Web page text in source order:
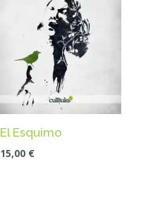
El Esquimo
15,00 €